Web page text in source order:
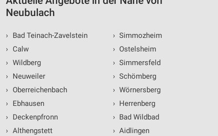
Neubulach
›
Bad Teinach-Zavelstein
›
Calw
› Wildberg
›
Neuweiler
›
Oberreichenbach
›
Ebhausen
›
Deckenpfronn
› Althengstett
› Simmozheim
› Ostelsheim
› Simmersfeld
› Schömberg
› Wörnersberg
› Herrenberg
› Bad Wildbad
› Aidlingen